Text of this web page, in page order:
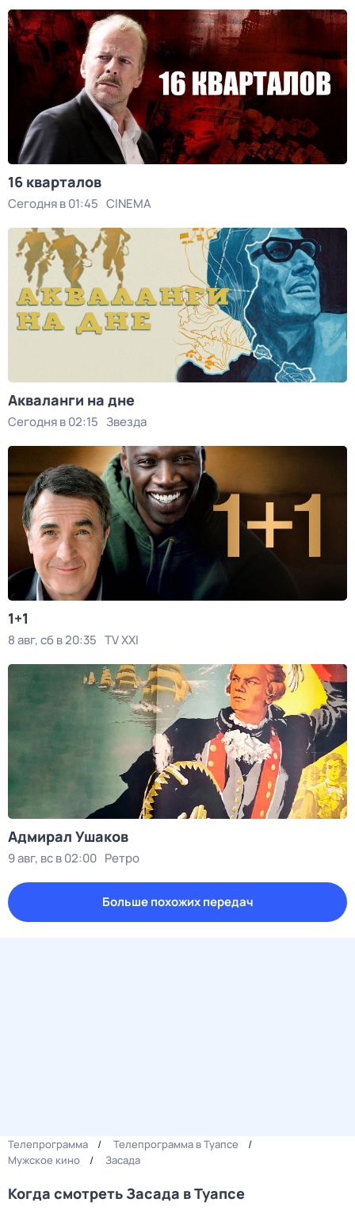
16 кварталов
Сегодня в 01:45 CINEMA
Акваланги на дне
Сегодня в 02:15 Звезда
1+1
8 авг, сб в 20:35 TV XXI
Адмирал Ушаков
9 авг, вс в 02:00 Ретро
Больше похожих передач
Телепрограмма
Телепрограмма в Туапсе
Мужское кино
Засада
Когда смотреть Засада в Туапсе